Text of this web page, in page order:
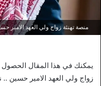
منصة تهنئة زواج ولي العهد الامير
يمكنك في هذا المقال الحصول
زواج ولي العهد الامير حسين